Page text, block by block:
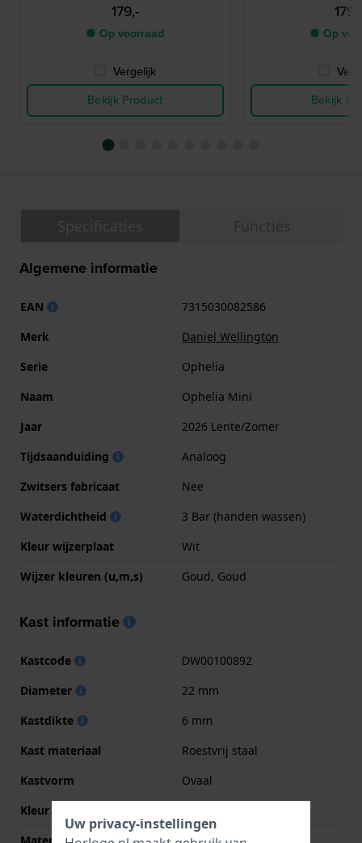
179,-
● Op voorraad
Vergelijk
Bekijk Product
179,-
● Op
Bekijk
Algemene informatie
EAN
7315030082586
Merk
Daniel Wellington
Serie
Ophelia
Naam
Ophelia Mini
Jaar
2026 Lente/Zomer
Tijdsaanduiding
Analoog
Zwitsers fabricaat
Nee
Waterdichtheid
3 Bar (handen wassen)
Kleur wijzerplaat
Wit
Wijzer kleuren (u,m,s)
Goud, Goud
Kast informatie
Kastcode
DW00100892
Diameter
22 mm
Kastdikte
6 mm
Kast materiaal
Roestvrij staal
Kastvorm
Ovaal
Kleur kast
Uw privacy-instellingen